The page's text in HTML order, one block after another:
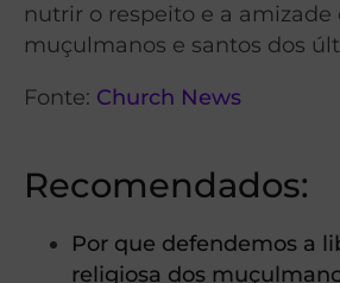
nutrir o respeito e a amizade
muçulmanos e santos dos
Fonte: Church News
Recomendados:
Por que defendemos a
religiosa dos